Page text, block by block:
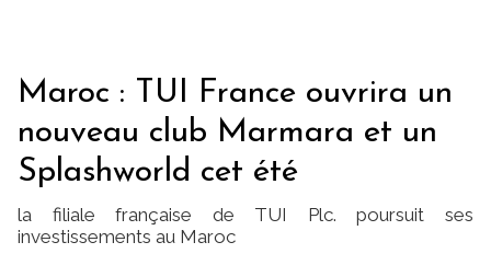
Maroc : TUI France ouvrira un
nouveau club Marmara et un
Splashworld cet été
la filiale française de TUI Plc. poursuit ses
investissements au Maroc